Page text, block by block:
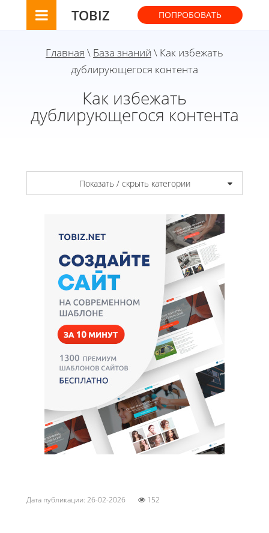
TOBIZ ПОПРОБОВАТЬ
Главная \ База знаний \ Как избежать
дублирующегося контента
Как избежать
дублирующегося контента
Показать / скрыть категории
Дата публикации: 26-02-2026 152